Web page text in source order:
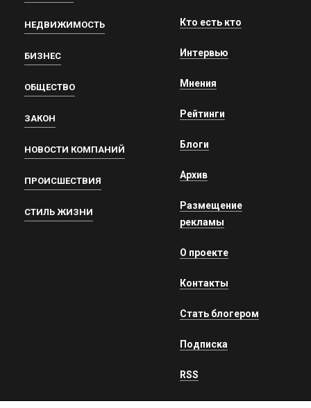
НЕДВИЖИМОСТЬ
БИЗНЕС
ОБЩЕСТВО
ЗАКОН
НОВОСТИ КОМПАНИЙ
ПРОИСШЕСТВИЯ
СТИЛЬ ЖИЗНИ
Кто есть кто
Интервью
Мнения
Рейтинги
Блоги
Архив
Размещение
рекламы
О проекте
Контакты
Стать блогером
Подписка
RSS